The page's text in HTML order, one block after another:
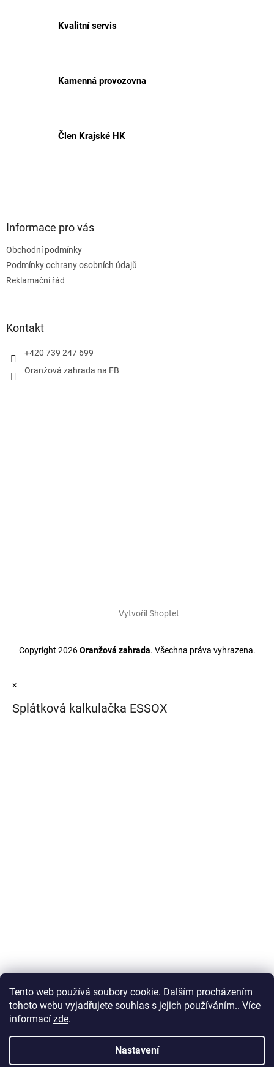
Tento web používá soubory cookie. Dalším procházením
tohoto webu vyjadřujete souhlas s jejich používáním.. Více
informací zde.
Nastavení
Kvalitní servis
Kamenná provozovna
Člen Krajské HK
Informace pro vás
Obchodní podmínky
Podmínky ochrany osobních údajů
Reklamační řád
Kontakt
+420 739 247 699
Oranžová zahrada na FB
Vytvořil Shoptet
Copyright 2026Oranžová zahrada. Všechna práva vyhrazena.
×
Splátková kalkulačka ESSOX